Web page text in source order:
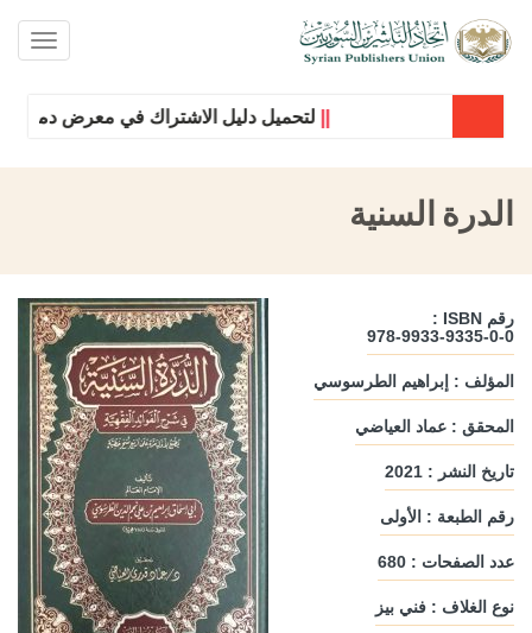
لتحميل دليل الاشتراك في معرض دمشق
الدرة السنية
رقم ISBN :
978-9933-9335-0-0
المؤلف : إبراهيم الطرسوسي
المحقق : عماد العياضي
تاريخ النشر : 2021
رقم الطبعة : الأولى
عدد الصفحات : 680
نوع الغلاف : فني بيز